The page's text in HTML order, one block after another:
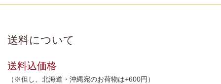
送料について
送料込価格
（※但し、北海道・沖縄宛のお荷物は+600円）